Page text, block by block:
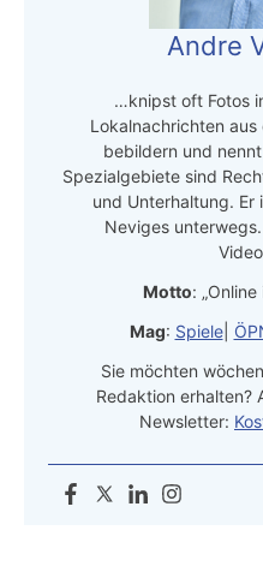
Andre
…knipst oft Fotos
Lokalnachrichten
bebildern und nennt
Spezialgebiete sind
und Unterhaltung. Er
Neviges
Motto:
Mag: Spiele|
Sie möchten
Redaktion erhalten?
Newsletter: